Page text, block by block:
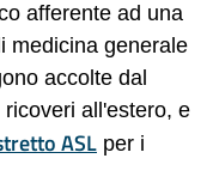
afferente ad una
medicina generale
accolte dal
all'estero, e
ASL per i